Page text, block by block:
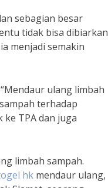
sebagian besar
tidak bisa dibiarkan
menjadi semakin
ulang limbah
terhadap
TPA dan juga
limbah sampah.
hk mendaur ulang,